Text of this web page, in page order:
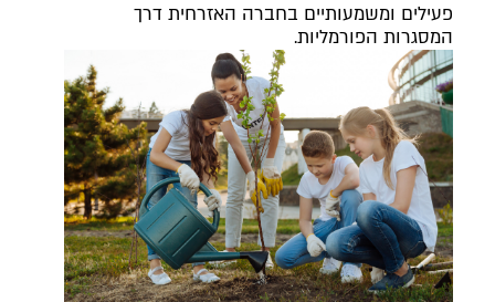
פעילים ומשמעותיים בחברה האזרחית דרך
המסגרות הפורמליות.